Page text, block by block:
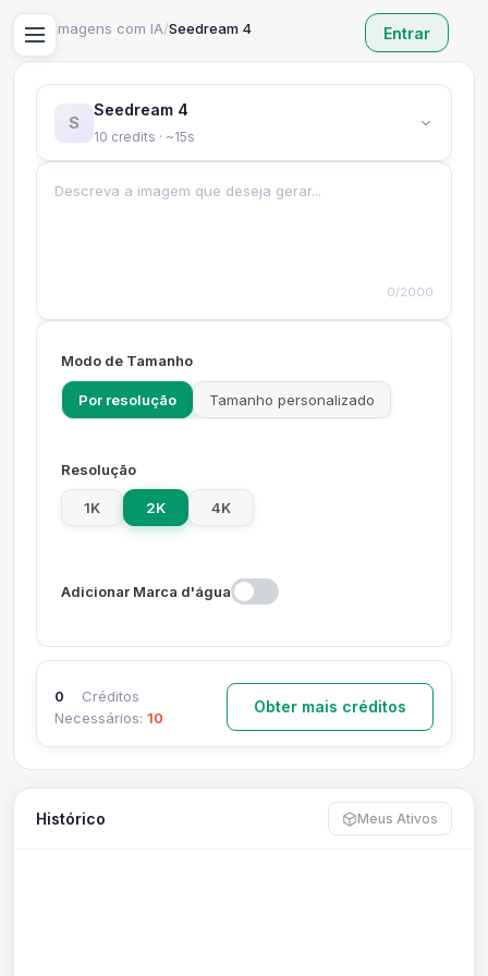
Início Imagens com IA/Seedream 4
S
Seedream 4
10 credits · ~15s
0/2000
Modo de Tamanho
Por resolução Tamanho personalizado
Resolução
1K 2K 4K
Adicionar Marca d'água
0
Créditos
Necessários: 10
Obter mais créditos
Histórico Meus Ativos
Entrar